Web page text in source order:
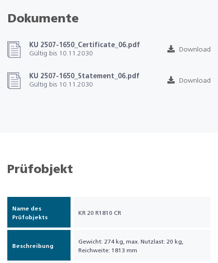
Dokumente
KU 2507-1650_Certificate_06.pdf
Gültig bis 10.11.2030
Download
KU 2507-1650_Statement_06.pdf
Gültig bis 10.11.2030
Download
Prüfobjekt
Name des
Prüfobjekts
KR 20 R1810 CR
Beschreibung
Gewicht: 274 kg, max. Nutzlast: 20 kg,
Reichweite: 1813 mm